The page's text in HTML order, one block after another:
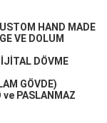
HAND MADE
VE DOLUM
DÖVME
GÖVDE)
ve PASLANMAZ